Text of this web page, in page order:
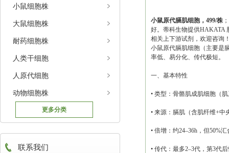
小鼠细胞株
大鼠细胞株
耐药细胞株
人类干细胞
人原代细胞
动物细胞株
更多分类
联系我们
小鼠原代膈肌细胞， 499/株
好。蒂科生物提供HAKATA
相关上下游试剂，欢迎咨询
小鼠原代膈肌细胞（主要是
率低、易分化、传代极短。
一、基本特性
• 类型：骨骼肌成肌细胞（
• 来源：膈肌（含肌纤维+中
• 倍增：约24–36h，但50%
• 传代：最多2–3代，第3代